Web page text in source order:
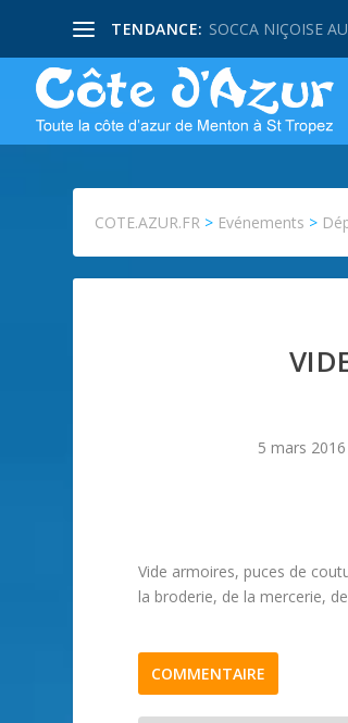
TENDANCE: SOCCA NIÇOISE
COTE.AZUR.FR > Evénements >
5 mars 2016
Vide armoires, puces de
la broderie, de la mercerie,
COMMENTAIRE